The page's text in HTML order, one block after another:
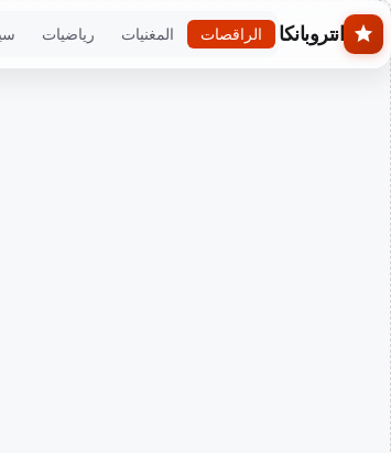
Skip to main content
انتروبانكا الراقصات المغنيات رياضيات